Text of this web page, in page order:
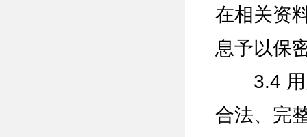
在相关资
息予以保
3.4 用户
合法、完